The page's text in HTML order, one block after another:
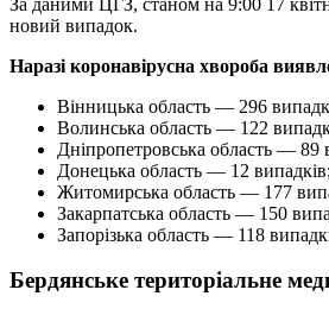
новий випадок.
Наразі коронавірусна хвороба
Вінницька область — 296
Волинська область — 122
Дніпропетровська область — 89
Донецька область — 12 випадків;
Житомирська область — 177
Закарпатська область — 150
Запорізька область — 118
Бердянське територіальне